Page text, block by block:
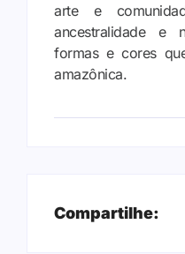
arte e
ancestralidade e
formas e cores
amazônica.
Compartilhe: